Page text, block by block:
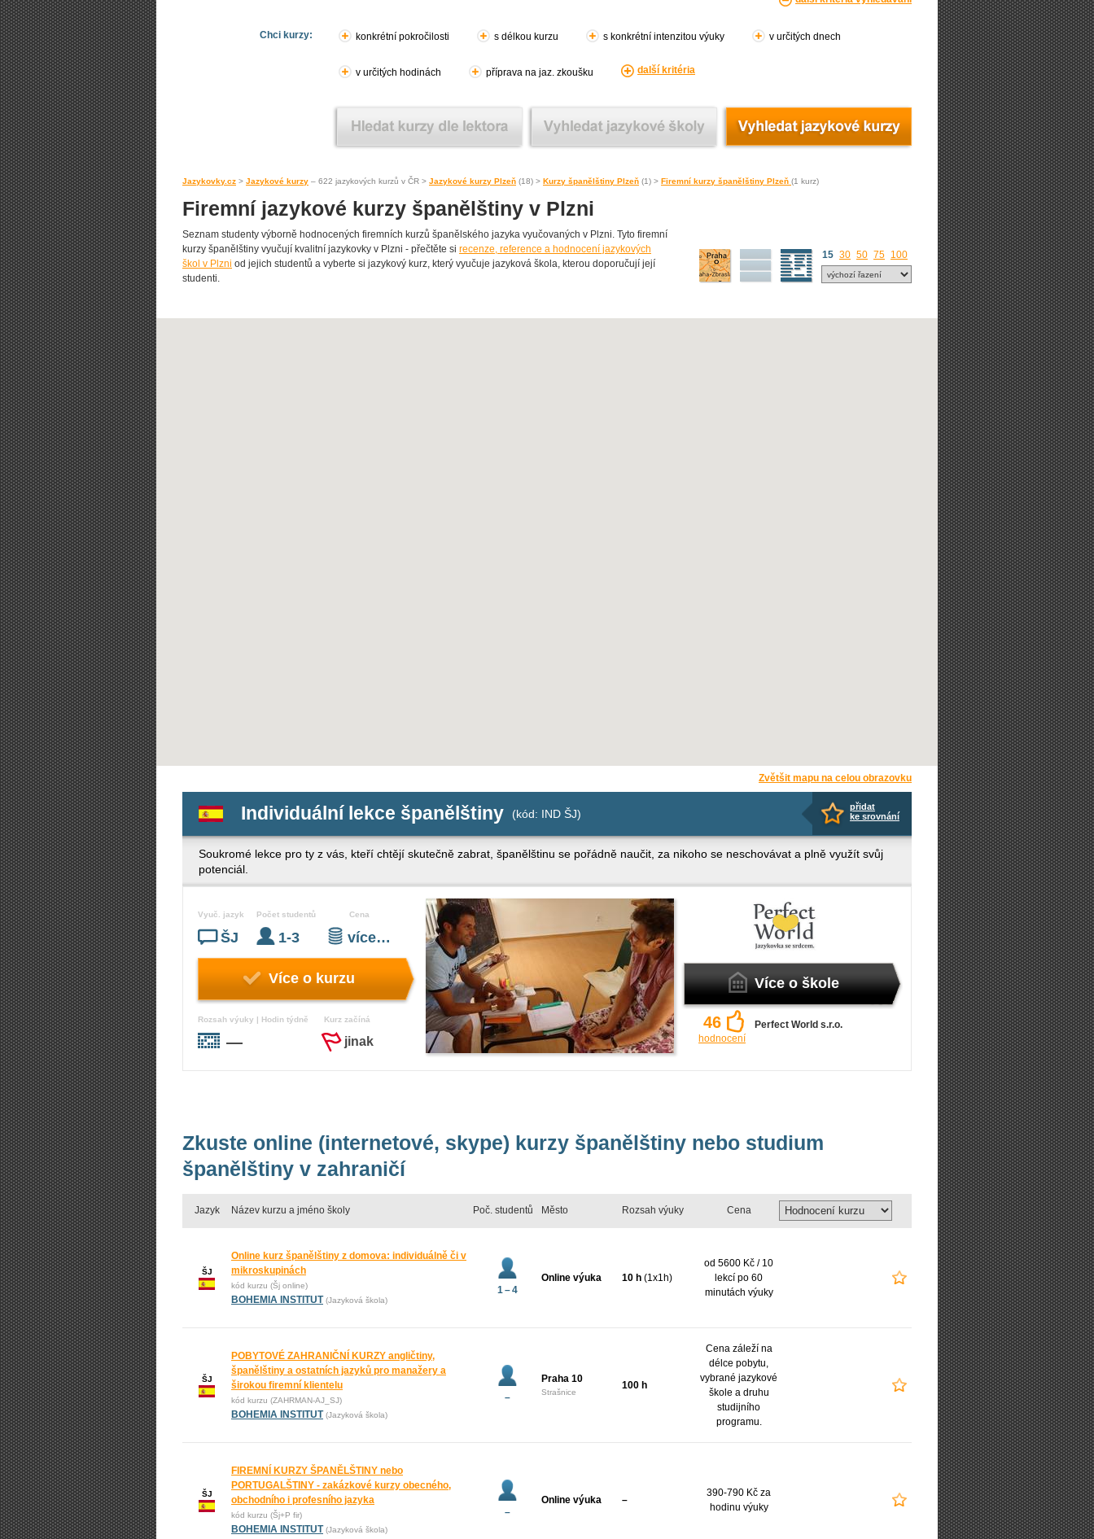
Chci kurzy: konkrétní pokročilosti s délkou kurzu s konkrétní intenzitou výuky v určitých dnech
v určitých hodinách příprava na jaz. zkoušku další kritéria
Jazykovky.cz > Jazykové kurzy – 622 jazykových kurzů v ČR > Jazykové kurzy Plzeň (18) > Kurzy španělštiny Plzeň (1) > Firemní kurzy španělštiny Plzeň (1 kurz)
Firemní jazykové kurzy španělštiny v Plzni
Seznam studenty výborně hodnocených firemních kurzů španělského jazyka vyučovaných v Plzni. Tyto firemní
kurzy španělštiny vyučují kvalitní jazykovky v Plzni - přečtěte si recenze, reference a hodnocení jazykových
škol v Plzni od jejich studentů a vyberte si jazykový kurz, který vyučuje jazyková škola, kterou doporučují její
studenti.
15 30 50 75 100
Zvětšit mapu na celou obrazovku
přidat
ke srovnání
Individuální lekce španělštiny (kód: IND ŠJ)
Soukromé lekce pro ty z vás, kteří chtějí skutečně zabrat, španělštinu se pořádně naučit, za nikoho se neschovávat a plně využít svůj
potenciál.
Vyuč. jazyk
ŠJ
Počet studentů
1-3
Cena
více…
Více o kurzu
Rozsah výuky | Hodin týdně
—
Kurz začíná
jinak
Více o škole
46
hodnocení
Perfect World s.r.o.
Zkuste online (internetové, skype) kurzy španělštiny nebo studium
španělštiny v zahraničí
Jazyk Název kurzu a jméno školy Poč. studentů Město Rozsah výuky Cena
ŠJ
Online kurz španělštiny z domova: individuálně či v
mikroskupinách
kód kurzu (Šj online)
BOHEMIA INSTITUT (Jazyková škola)
1 – 4
Online výuka 10 h (1x1h)
od 5600 Kč / 10
lekcí po 60
minutách výuky
ŠJ
POBYTOVÉ ZAHRANIČNÍ KURZY angličtiny,
španělštiny a ostatních jazyků pro manažery a
širokou firemní klientelu
kód kurzu (ZAHRMAN-AJ_SJ)
BOHEMIA INSTITUT (Jazyková škola)
–
Praha 10
Strašnice
100 h
Cena záleží na
délce pobytu,
vybrané jazykové
škole a druhu
studijního
programu.
ŠJ
FIREMNÍ KURZY ŠPANĚLŠTINY nebo
PORTUGALŠTINY - zakázkové kurzy obecného,
obchodního i profesního jazyka
kód kurzu (Šj+P fir)
BOHEMIA INSTITUT (Jazyková škola)
–
Online výuka –
390-790 Kč za
hodinu výuky